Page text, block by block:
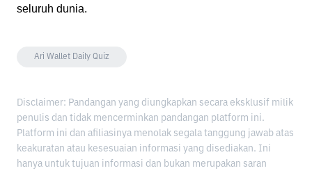
seluruh dunia.
Ari Wallet Daily Quiz
Disclaimer: Pandangan yang diungkapkan secara eksklusif milik
penulis dan tidak mencerminkan pandangan platform ini.
Platform ini dan afiliasinya menolak segala tanggung jawab atas
keakuratan atau kesesuaian informasi yang disediakan. Ini
hanya untuk tujuan informasi dan bukan merupakan saran